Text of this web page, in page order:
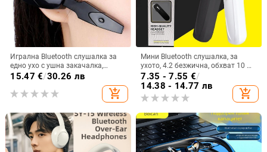
Игрална Bluetooth слушалка за
едно ухо с ушна закачалка,
Bluetooth 5.0, живот на батерията
над 8 ч, IPX3 водоустойчивост
15.47 €/30.26 лв
add_shopping_cart
Мини Bluetooth слушалка, за
ухото, 4.2 безжична, обхват 10 м,
мултипойнт, гласово управление
и възпроизвеждане на музика
7.35 - 7.55 €/
14.38 - 14.77 лв
add_shopping_cart